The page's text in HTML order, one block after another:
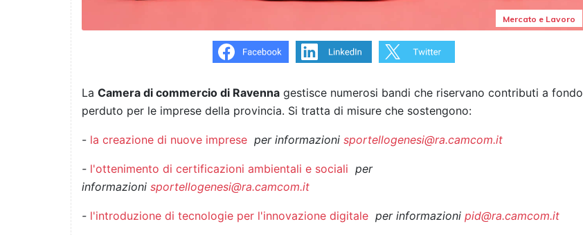
Mercato e Lavoro
La Camera di commercio di Ravenna gestisce numerosi bandi che riservano contributi a fondo
perduto per le imprese della provincia. Si tratta di misure che sostengono:
- la creazione di nuove imprese per informazioni sportellogenesi@ra.camcom.it
- l'ottenimento di certificazioni ambientali e sociali per
informazioni sportellogenesi@ra.camcom.it
- l'introduzione di tecnologie per l'innovazione digitale per informazioni pid@ra.camcom.it